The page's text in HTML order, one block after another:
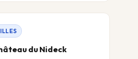
du Nideck